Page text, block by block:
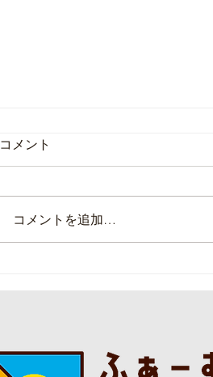
本日の直売所8月6日(木)
コメント
コメントを追加…